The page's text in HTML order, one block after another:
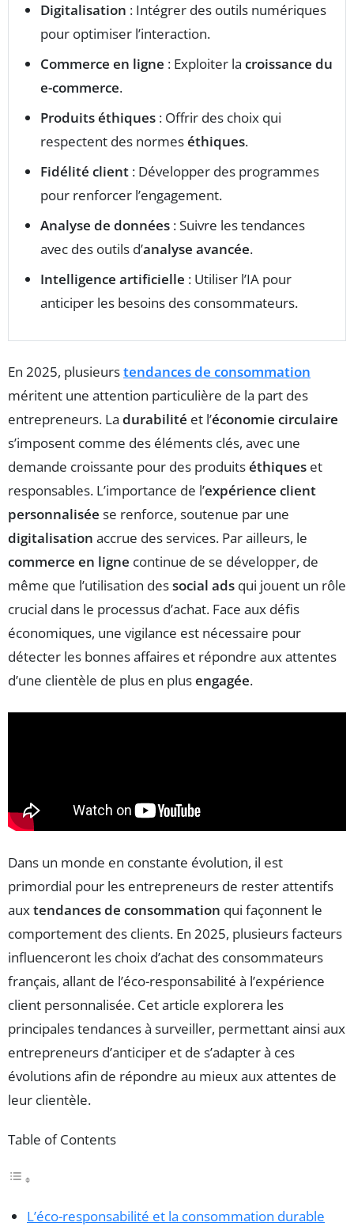
Digitalisation : Intégrer des outils numériques
pour optimiser l’interaction.
Commerce en ligne : Exploiter la croissance du
e-commerce.
Produits éthiques : Offrir des choix qui
respectent des normeséthiques.
Fidélité client : Développer des programmes
pour renforcer l’engagement.
Analyse de données : Suivre les tendances
avec des outils d’analyse avancée.
Intelligence artificielle : Utiliser l’IA pour
anticiper les besoins des consommateurs.
En 2025, plusieurstendances de consommation
méritent une attention particulière de la part des
entrepreneurs. La durabilité et l’économie circulaire
s’imposent comme des éléments clés, avec une
demande croissante pour des produitséthiques et
responsables. L’importance de l’expérience client
personnalisée se renforce, soutenue par une
digitalisation accrue des services. Par ailleurs, le
commerce en ligne continue de se développer, de
même que l’utilisation dessocial ads qui jouent un rôle
crucial dans le processus d’achat. Face aux défis
économiques, une vigilance est nécessaire pour
détecter les bonnes affaires et répondre aux attentes
d’une clientèle de plus en plusengagée.
Dans un monde en constante évolution, il est
primordial pour les entrepreneurs de rester attentifs
auxtendances de consommation qui façonnent le
comportement des clients. En 2025, plusieurs facteurs
influenceront les choix d’achat des consommateurs
français, allant de l’éco-responsabilité à l’expérience
client personnalisée. Cet article explorera les
principales tendances à surveiller, permettant ainsi aux
entrepreneurs d’anticiper et de s’adapter à ces
évolutions afin de répondre au mieux aux attentes de
leur clientèle.
Table of Contents
L’éco-responsabilité et la consommation durable